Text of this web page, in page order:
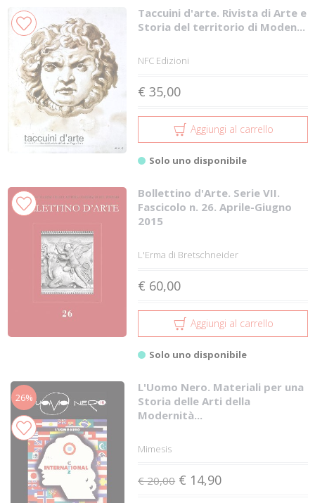
Taccuini d'arte. Rivista di Arte e
Storia del territorio di Moden...
NFC Edizioni
€ 35,00
Aggiungi al carrello
Solo uno disponibile
Bollettino d'Arte. Serie VII.
Fascicolo n. 26. Aprile-Giugno
2015
L'Erma di Bretschneider
€ 60,00
Aggiungi al carrello
Solo uno disponibile
26%
L'Uomo Nero. Materiali per una
Storia delle Arti della
Modernità...
Mimesis
€ 20,00 € 14,90